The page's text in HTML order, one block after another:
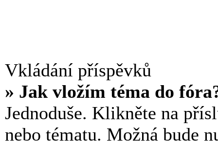
Vkládání příspěvků
» Jak vložím téma do
Jednoduše. Klikněte na
nebo tématu. Možná bude